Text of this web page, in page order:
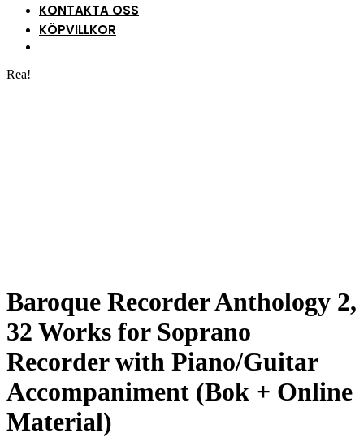
KONTAKTA OSS
KÖPVILLKOR
Rea!
Baroque Recorder Anthology 2,
32 Works for Soprano
Recorder with Piano/Guitar
Accompaniment (Bok + Online
Material)